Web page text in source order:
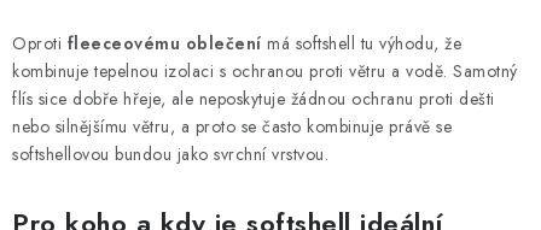
Oproti fleeceovému oblečení má softshell tu výhodu, že
kombinuje tepelnou izolaci s ochranou proti větru a vodě. Samotný
flís sice dobře hřeje, ale neposkytuje žádnou ochranu proti dešti
nebo silnějšímu větru, a proto se často kombinuje právě se
softshellovou bundou jako svrchní vrstvou.